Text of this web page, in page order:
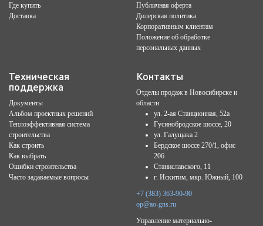
Где купить
Доставка
Публичная оферта
Дилерская политика
Корпоративным клиентам
Положение об обработке
персональных данных
Техническая
поддержка
Документы
Альбом проектных решений
Теплоэффективная система
строительства
Как строить
Как выбрать
Ошибки строительства
Часто задаваемые вопросы
Контакты
Отделы продаж в Новосибирске и
области
ул. 2-ая Станционная, 52а
Гусинобродское шоссе, 20
ул. Галущака 2
Бердское шоссе 270/1, офис
206
Станиславского, 11
г. Искитим, мкр. Южный, 100
+7 (383) 363-90-90
op@ao-gns.ru
Управление материально-